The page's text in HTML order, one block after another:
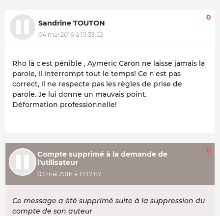
Sandrine TOUTON
04 mai 2016 à 15:33:52
0
Rho là c'est pénible , Aymeric Caron ne laisse jamais la
parole, il interrompt tout le temps! Ce n'est pas
correct, il ne respecte pas les règles de prise de
parole. Je lui donne un mauvais point.
Déformation professionnelle!
Compte supprimé à la demande de
l'utilisateur
03 mai 2016 à 17:17:07
0
Ce message a été supprimé suite à la suppression du
compte de son auteur